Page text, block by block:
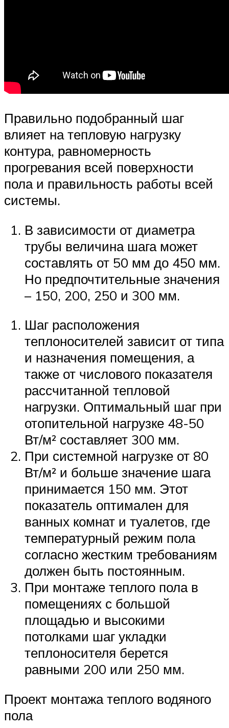
Правильно подобранный шаг
влияет на тепловую нагрузку
контура, равномерность
прогревания всей поверхности
пола и правильность работы всей
системы.
В зависимости от диаметра
трубы величина шага может
составлять от 50 мм до 450 мм.
Но предпочтительные значения
– 150, 200, 250 и 300 мм.
Шаг расположения
теплоносителей зависит от типа
и назначения помещения, а
также от числового показателя
рассчитанной тепловой
нагрузки. Оптимальный шаг при
отопительной нагрузке 48-50
Вт/м² составляет 300 мм.
При системной нагрузке от 80
Вт/м² и больше значение шага
принимается 150 мм. Этот
показатель оптимален для
ванных комнат и туалетов, где
температурный режим пола
согласно жестким требованиям
должен быть постоянным.
При монтаже теплого пола в
помещениях с большой
площадью и высокими
потолками шаг укладки
теплоносителя берется
равными 200 или 250 мм.
Проект монтажа теплого водяного
пола